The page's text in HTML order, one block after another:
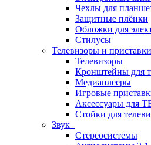
Чехлы для
Защитные плёнки
Обложки для
Стилусы
Телевизоры и приставки
Телевизоры
Кронштейны для
Медиаплееры
Игровые
Аксессуары для
Стойки для
Звук
Стереосистемы